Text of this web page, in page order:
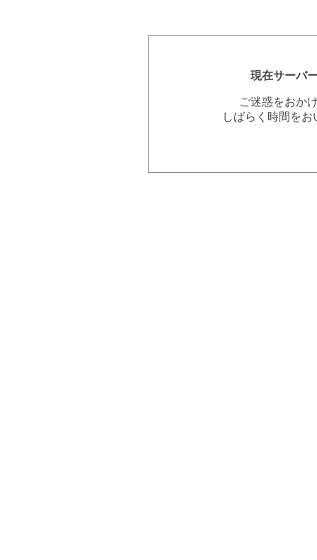
現在サーバ
ご迷惑をおか
しばらく時間を